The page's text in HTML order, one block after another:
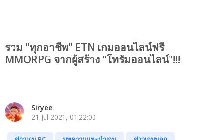
รวม "ทุกอาชีพ" ETN เกมออนไลน์ฟรี
MMORPG จากผู้สร้าง "โทรัมออนไลน์"!!!
Siryee
21 Jul 2021, 01:22:00